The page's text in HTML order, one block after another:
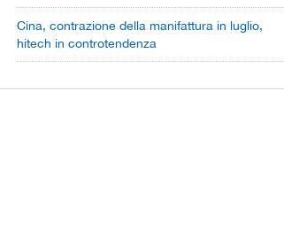
Cina, contrazione della manifattura in luglio,
hitech in controtendenza